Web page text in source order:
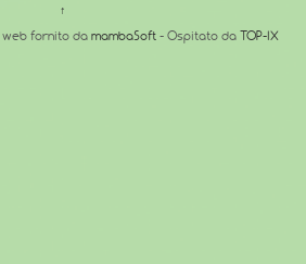
↑
web fornito da mambaSoft - Ospitato da TOP-IX